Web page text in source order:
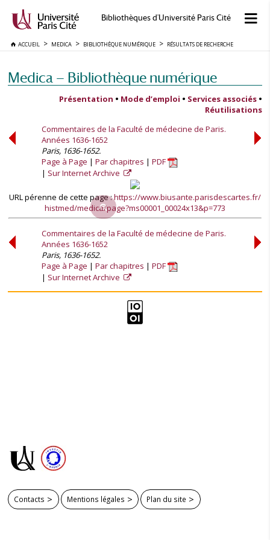
Bibliothèques d'Université Paris Cité
ACCUEIL MEDICA BIBLIOTHÈQUE NUMÉRIQUE RÉSULTATS DE RECHERCHE
Medica — Bibliothèque numérique
Présentation • Mode d’emploi • Services associés •
Réutilisations
Commentaires de la Faculté de médecine de Paris.
Années 1636-1652
Paris, 1636-1652.
Page à Page
Par chapitres
PDF
Sur Internet Archive
URL pérenne de cette page :https://www.biusante.parisdescartes.fr/
histmed/medica/page?ms00001_00024x13&p=773
Commentaires de la Faculté de médecine de Paris.
Années 1636-1652
Paris, 1636-1652.
Page à Page
Par chapitres
PDF
Sur Internet Archive
Contacts Mentions légales Plan du site